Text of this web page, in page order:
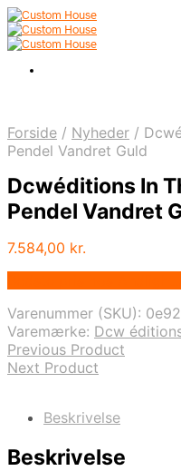
Forside / Nyheder /
Pendel Vandret Guld
Dcwéditions In
Pendel Vandret
7.584,00 kr.
Varenummer (SKU):
Varemærke: Dcw
Previous Product
Next Product
Beskrivelse
Beskrivelse